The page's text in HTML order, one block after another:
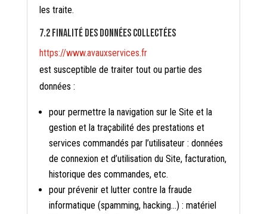
les traite.
7.2 Finalité des données collectées
https://www.avauxservices.fr
est susceptible de traiter tout ou partie des
données :
pour permettre la navigation sur le Site et la
gestion et la traçabilité des prestations et
services commandés par l’utilisateur : données
de connexion et d’utilisation du Site, facturation,
historique des commandes, etc.
pour prévenir et lutter contre la fraude
informatique (spamming, hacking…) : matériel